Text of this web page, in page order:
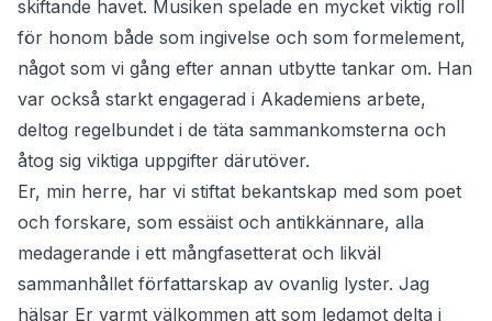
skiftande havet. Musiken spelade en mycket viktig roll
för honom både som ingivelse och som formelement,
något som vi gång efter annan utbytte tankar om. Han
var också starkt engagerad i Akademiens arbete,
deltog regelbundet i de täta sammankomsterna och
åtog sig viktiga uppgifter därutöver.
Er, min herre, har vi stiftat bekantskap med som poet
och forskare, som essäist och antikkännare, alla
medagerande i ett mångfasetterat och likväl
sammanhållet författarskap av ovanlig lyster. Jag
hälsar Er varmt välkommen att som ledamot delta i